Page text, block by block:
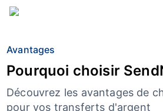
Avantages
Pourquoi choisir
Découvrez les avantages de
pour vos transferts d'argent